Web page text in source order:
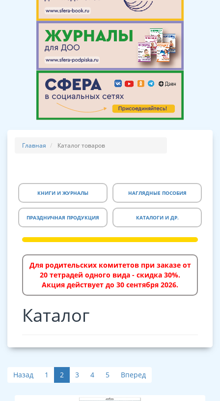
Главная Каталог товаров
КНИГИ И ЖУРНАЛЫ НАГЛЯДНЫЕ ПОСОБИЯ
ПРАЗДНИЧНАЯ ПРОДУКЦИЯ КАТАЛОГИ И ДР.
Для родительских комитетов при заказе от
20 тетрадей одного вида - скидка 30%.
Акция действует до 30 сентября 2026.
Каталог
Назад 1 2 3 4 5 Вперед